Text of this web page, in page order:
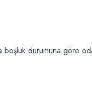
boşluk durumuna göre